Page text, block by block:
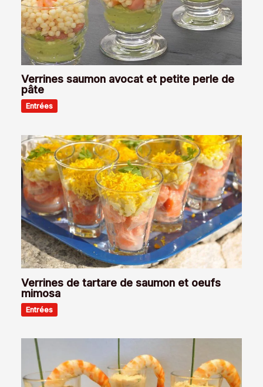
Verrines saumon avocat et petite perle de
pâte
Entrées
Verrines de tartare de saumon et oeufs
mimosa
Entrées